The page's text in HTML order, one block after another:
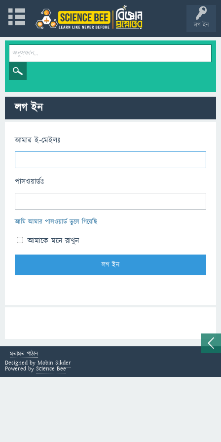
লগ ইন
লগ ইন
আমার ই-মেইলঃ
পাসওয়ার্ডঃ
আমি আমার পাসওয়ার্ড ভুলে গিয়েছি
আমাকে মনে রাখুন
মতামত পাঠান
Designed by Mobin Sikder
Powered by Science Bee